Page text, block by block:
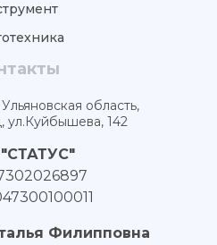
область,
ул.Куйбышева, 142
Филипповна